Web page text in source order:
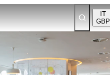
IT
GBP